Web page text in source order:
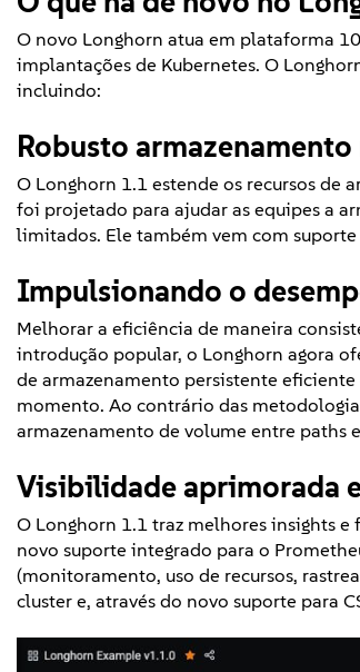
O novo Longhorn atua em plataforma
implantações de Kubernetes. O
incluindo:
Robusto
O Longhorn 1.1 estende os recursos de
foi projetado para ajudar as equipes a
limitados. Ele também vem com
Impulsionando o
Melhorar a eficiência de maneira
introdução popular, o Longhorn agora
de armazenamento persistente
momento. Ao contrário das
armazenamento de volume entre paths
Visibilidade aprimorada
O Longhorn 1.1 traz melhores insights
novo suporte integrado para o
(monitoramento, uso de recursos,
cluster e, através do novo suporte para